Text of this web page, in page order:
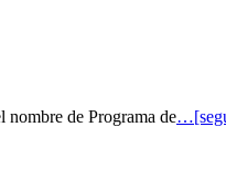
nombre de Programa de